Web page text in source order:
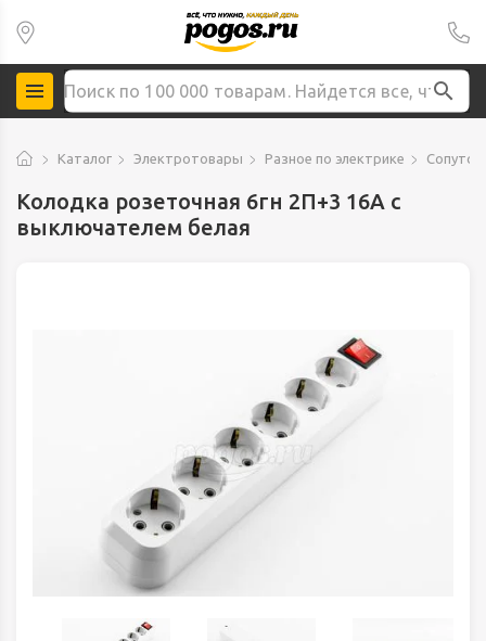
Каталог Электротовары Разное по электрике
Колодка розеточная 6гн 2П+3 16А с
выключателем белая